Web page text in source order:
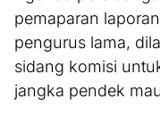
pemaparan
pengurus lama,
sidang komisi
jangka pendek